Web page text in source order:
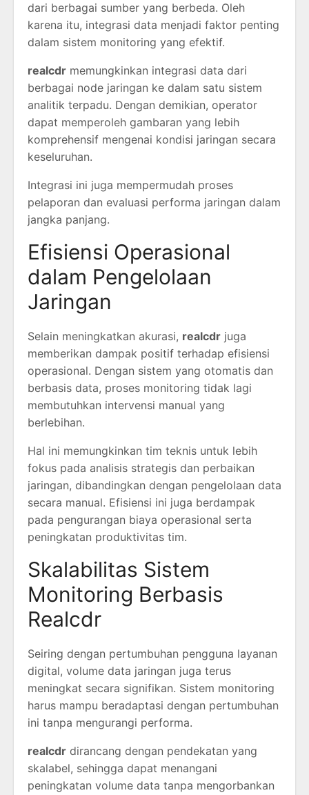
dari berbagai sumber yang berbeda. Oleh
karena itu, integrasi data menjadi faktor penting
dalam sistem monitoring yang efektif.
realcdr memungkinkan integrasi data dari
berbagai node jaringan ke dalam satu sistem
analitik terpadu. Dengan demikian, operator
dapat memperoleh gambaran yang lebih
komprehensif mengenai kondisi jaringan secara
keseluruhan.
Integrasi ini juga mempermudah proses
pelaporan dan evaluasi performa jaringan dalam
jangka panjang.
Efisiensi Operasional
dalam Pengelolaan
Jaringan
Selain meningkatkan akurasi, realcdr juga
memberikan dampak positif terhadap efisiensi
operasional. Dengan sistem yang otomatis dan
berbasis data, proses monitoring tidak lagi
membutuhkan intervensi manual yang
berlebihan.
Hal ini memungkinkan tim teknis untuk lebih
fokus pada analisis strategis dan perbaikan
jaringan, dibandingkan dengan pengelolaan data
secara manual. Efisiensi ini juga berdampak
pada pengurangan biaya operasional serta
peningkatan produktivitas tim.
Skalabilitas Sistem
Monitoring Berbasis
Realcdr
Seiring dengan pertumbuhan pengguna layanan
digital, volume data jaringan juga terus
meningkat secara signifikan. Sistem monitoring
harus mampu beradaptasi dengan pertumbuhan
ini tanpa mengurangi performa.
realcdr dirancang dengan pendekatan yang
skalabel, sehingga dapat menangani
peningkatan volume data tanpa mengorbankan